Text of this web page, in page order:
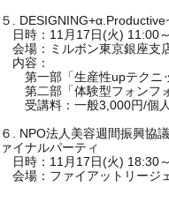
５ . DESIGNING+α.Productive
日時： 11 月 17 日 (火) 11:00 ～
会場：ミルボン東京銀座支
内容：
第一部「生産性upテクニ
第二部「体験型フォンフォ
受講料：一般3,000円/個
６ . NPO法人美容週間振興協
ァイナルパーティ
日時： 11 月 17 日 (火) 18:30 ～
会場：ファイアットリージ